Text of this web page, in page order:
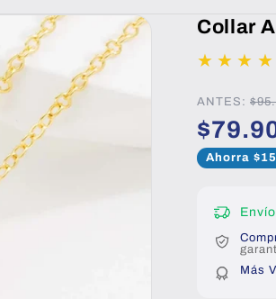
Collar
★ ★ ★ ★
ANTES:
Ahorra
Más